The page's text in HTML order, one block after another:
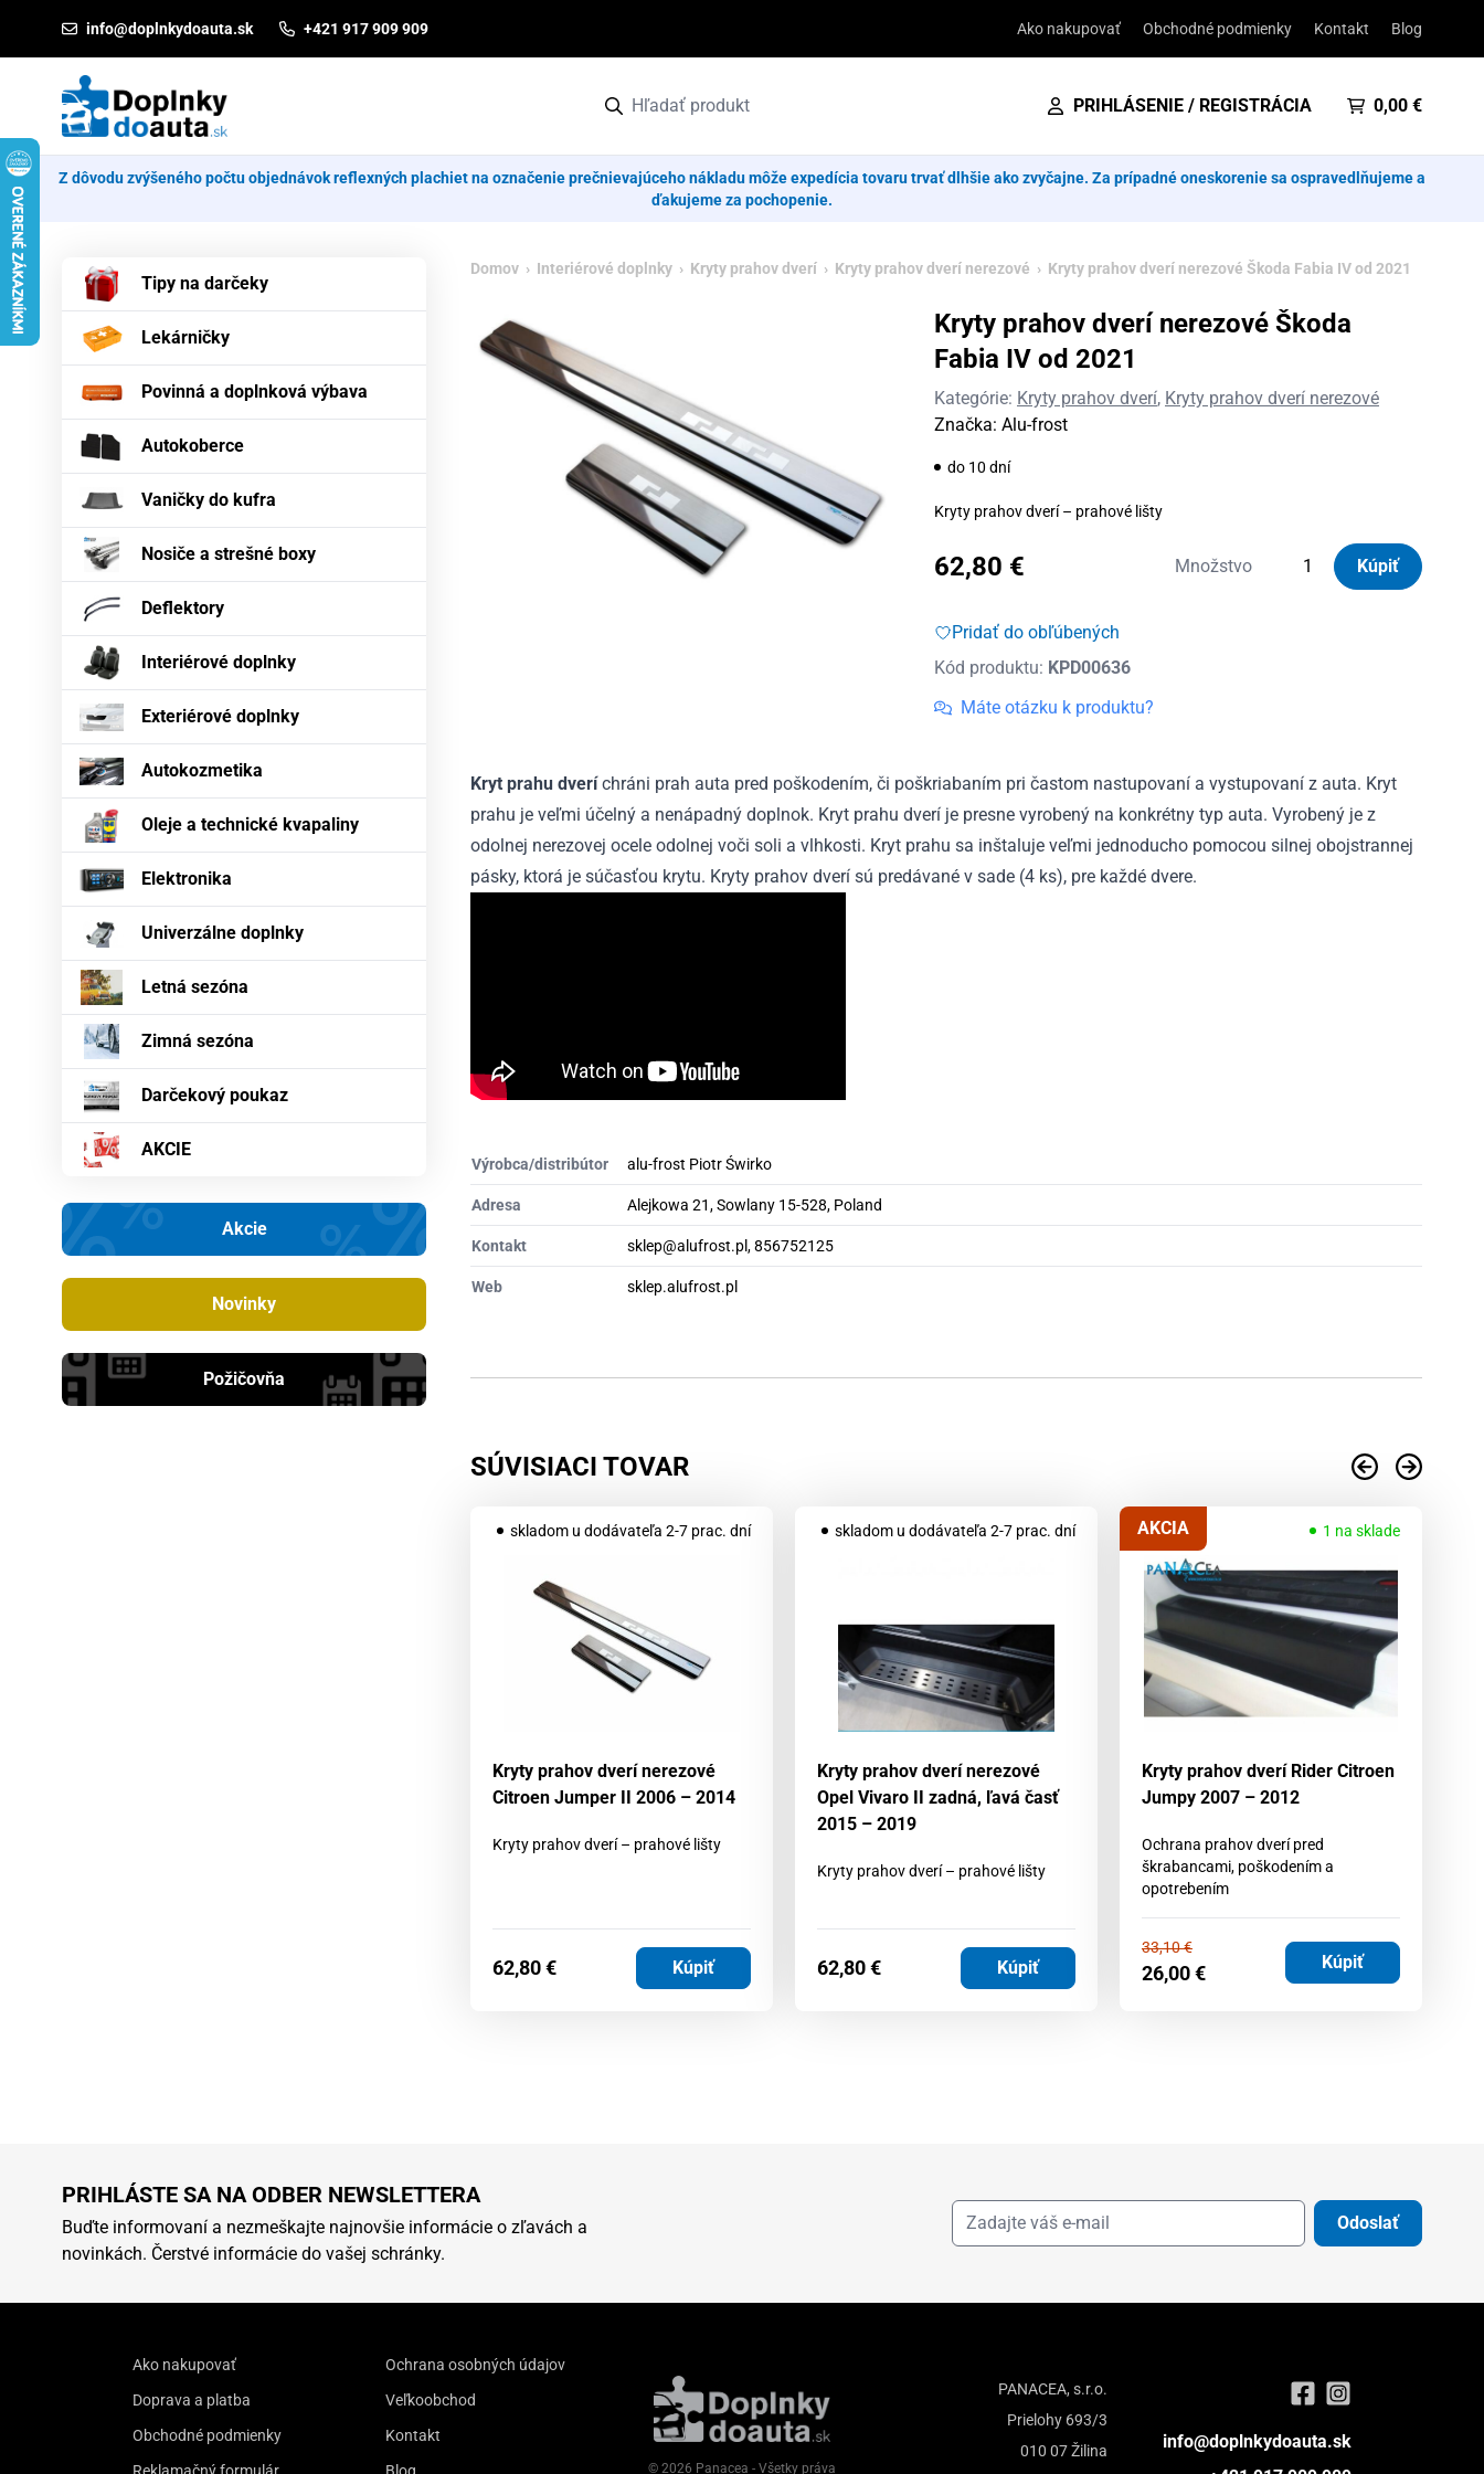
info@doplnkydoauta.sk +421 917 909 909 Ako nakupovať Obchodné podmienky Kontakt Blog
PRIHLÁSENIE / REGISTRÁCIA 0,00 €
Z dôvodu zvýšeného počtu objednávok reflexných plachiet na označenie prečnievajúceho nákladu môže expedícia tovaru trvať dlhšie ako zvyčajne. Za prípadné oneskorenie sa ospravedlňujeme a
ďakujeme za pochopenie.
Tipy na darčeky
Lekárničky
Povinná a doplnková výbava
Autokoberce
Vaničky do kufra
Nosiče a strešné boxy
Deflektory
Interiérové doplnky
Exteriérové doplnky
Autokozmetika
Oleje a technické kvapaliny
Elektronika
Univerzálne doplnky
Letná sezóna
Zimná sezóna
Darčekový poukaz
AKCIE
Akcie
Novinky
Požičovňa
Domov › Interiérové doplnky › Kryty prahov dverí › Kryty prahov dverí nerezové › Kryty prahov dverí nerezové Škoda Fabia IV od 2021
Kryty prahov dverí nerezové Škoda
Fabia IV od 2021
Kategórie: Kryty prahov dverí, Kryty prahov dverí nerezové
Značka: Alu-frost
do 10 dní
Kryty prahov dverí – prahové lišty
62,80 € Množstvo
množstvo
od
2021
Kúpiť
Pridať do obľúbených
Kód produktu: KPD00636
Máte otázku k produktu?
Kryt prahu dveríchráni prah auta pred poškodením, či poškriabaním pri častom nastupovaní a vystupovaní z auta. Kryt
prahu je veľmi účelný a nenápadný doplnok. Kryt prahu dverí je presne vyrobený na konkrétny typ auta. Vyrobený je z
odolnej nerezovej ocele odolnej voči soli a vlhkosti. Kryt prahu sa inštaluje veľmi jednoducho pomocou silnej obojstrannej
pásky, ktorá je súčasťou krytu. Kryty prahov dverí sú predávané v sade (4 ks), pre každé dvere.
Výrobca/distribútor alu-frost Piotr Świrko
Adresa Alejkowa 21, Sowlany 15-528, Poland
Kontakt sklep@alufrost.pl, 856752125
Web sklep.alufrost.pl
SÚVISIACI TOVAR
skladom u dodávateľa 2-7 prac. dní
Kryty prahov dverí nerezové
Citroen Jumper II 2006 – 2014
Kryty prahov dverí – prahové lišty
62,80€ Kúpiť
skladom u dodávateľa 2-7 prac. dní
Kryty prahov dverí nerezové
Opel Vivaro II zadná, ľavá časť
2015 – 2019
Kryty prahov dverí – prahové lišty
62,80€ Kúpiť
1 na sklade
AKCIA
Kryty prahov dverí Rider Citroen
Jumpy 2007 – 2012
Ochrana prahov dverí pred
škrabancami, poškodením a
opotrebením
33,10€
26,00€ Kúpiť
PRIHLÁSTE SA NA ODBER NEWSLETTERA
Buďte informovaní a nezmeškajte najnovšie informácie o zľavách a
novinkách. Čerstvé informácie do vašej schránky.
Odoslať
Ako nakupovať
Doprava a platba
Obchodné podmienky
Ochrana osobných údajov
Veľkoobchod
Kontakt
PANACEA, s.r.o.
Prielohy 693/3
010 07 Žilina
info@doplnkydoauta.sk
© 2026 Panacea - Všetky práva